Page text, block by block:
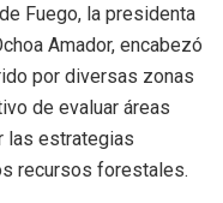
Fuego, la presidenta
Amador, encabezó
por diversas zonas
de evaluar áreas
las estrategias
recursos forestales.